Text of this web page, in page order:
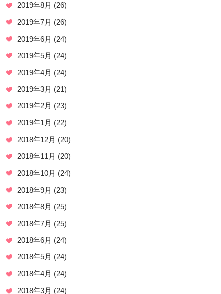
2019年8月 (26)
2019年7月 (26)
2019年6月 (24)
2019年5月 (24)
2019年4月 (24)
2019年3月 (21)
2019年2月 (23)
2019年1月 (22)
2018年12月 (20)
2018年11月 (20)
2018年10月 (24)
2018年9月 (23)
2018年8月 (25)
2018年7月 (25)
2018年6月 (24)
2018年5月 (24)
2018年4月 (24)
2018年3月 (24)